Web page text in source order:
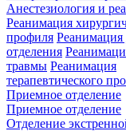
Анестезиология и
Реанимация
профиля Реанимация
отделения
травмы Реанимация
терапевтического
Приемное отделение
Приемное отделение
Отделение